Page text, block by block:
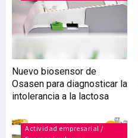
Nuevo biosensor de
Osasen para diagnosticar la
intolerancia a la lactosa
Actividad empresarial /